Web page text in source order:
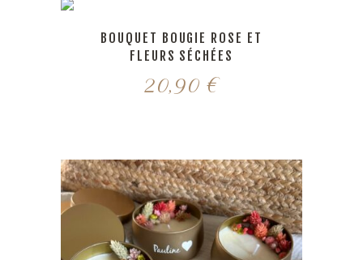
BOUQUET BOUGIE ROSE ET
FLEURS SÉCHÉES
20,90 €